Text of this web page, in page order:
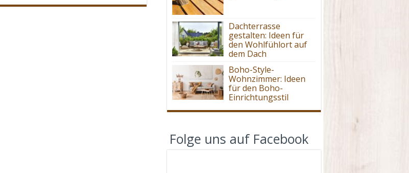
Dachterrasse
gestalten: Ideen für
den Wohlfühlort auf
dem Dach
Boho-Style-
Wohnzimmer: Ideen
für den Boho-
Einrichtungsstil
Folge uns auf Facebook